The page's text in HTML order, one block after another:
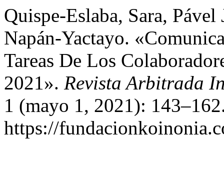
Quispe-Eslaba, Sara,
Napán-Yactayo.
Tareas De Los
2021». Revista Arbitrada
1 (mayo 1, 2021):
https://